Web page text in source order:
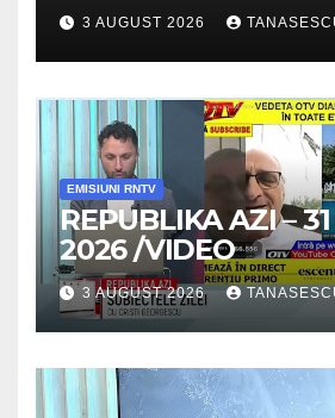
VALOARE
SECRETELE
/VIDEO
3 AUGUST 2026
EMISIUNI RNTV
REPUBLIKA AZI –
2026 /VIDEO
3 AUGUST 2026